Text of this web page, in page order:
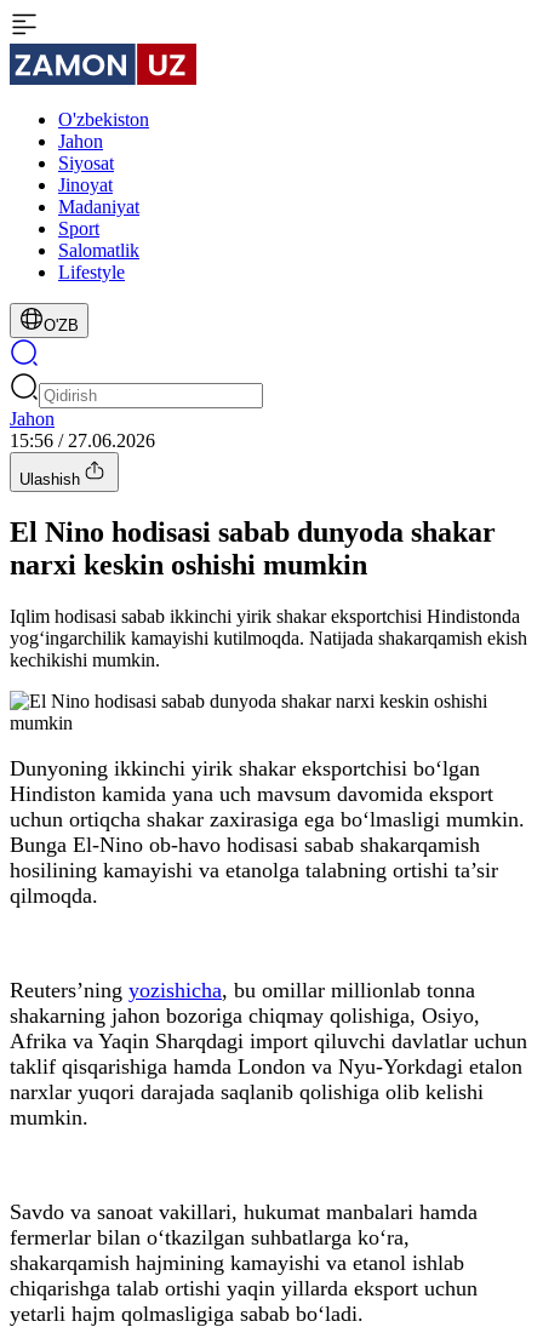
O'zbekiston
Jahon
Siyosat
Jinoyat
Madaniyat
Sport
Salomatlik
Lifestyle
O'ZB
Jahon
15:56 / 27.06.2026
Ulashish
El Nino hodisasi sabab dunyoda shakar
narxi keskin oshishi mumkin
Iqlim hodisasi sabab ikkinchi yirik shakar eksportchisi Hindistonda
yog‘ingarchilik kamayishi kutilmoqda. Natijada shakarqamish ekish
kechikishi mumkin.
Dunyoning ikkinchi yirik shakar eksportchisi bo‘lgan
Hindiston kamida yana uch mavsum davomida eksport
uchun ortiqcha shakar zaxirasiga ega bo‘lmasligi mumkin.
Bunga El-Nino ob-havo hodisasi sabab shakarqamish
hosilining kamayishi va etanolga talabning ortishi ta’sir
qilmoqda.
Reuters’ning yozishicha, bu omillar millionlab tonna
shakarning jahon bozoriga chiqmay qolishiga, Osiyo,
Afrika va Yaqin Sharqdagi import qiluvchi davlatlar uchun
taklif qisqarishiga hamda London va Nyu-Yorkdagi etalon
narxlar yuqori darajada saqlanib qolishiga olib kelishi
mumkin.
Savdo va sanoat vakillari, hukumat manbalari hamda
fermerlar bilan o‘tkazilgan suhbatlarga ko‘ra,
shakarqamish hajmining kamayishi va etanol ishlab
chiqarishga talab ortishi yaqin yillarda eksport uchun
yetarli hajm qolmasligiga sabab bo‘ladi.